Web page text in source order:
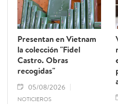
Presentan en Vietnam
la colección "Fidel
Castro. Obras
recogidas"
05/08/2026
NOTICIEROS